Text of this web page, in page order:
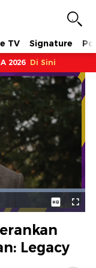
TV Signature
2026 Di Sini
Legacy